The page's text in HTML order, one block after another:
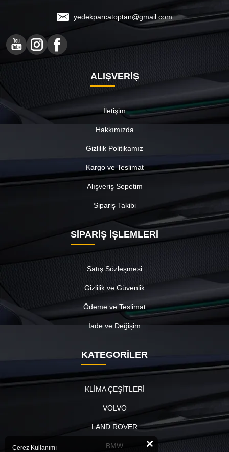
yedekparcatoptan@gmail.com
ALIŞVERİŞ
İletişim
Hakkımızda
Gizlilik Politikamız
Kargo ve Teslimat
Alışveriş Sepetim
Sipariş Takibi
SİPARİŞ İŞLEMLERİ
Satış Sözleşmesi
Gizlilik ve Güvenlik
Ödeme ve Teslimat
İade ve Değişim
KATEGORİLER
KLİMA ÇEŞİTLERİ
VOLVO
LAND ROVER
BMW
Çerez Kullanımı